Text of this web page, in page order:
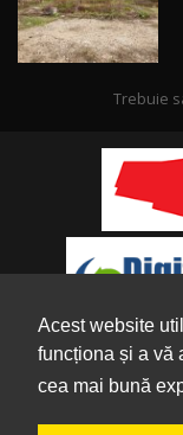
Acest website
funcționa și a vă
cea mai bună
Trebuie